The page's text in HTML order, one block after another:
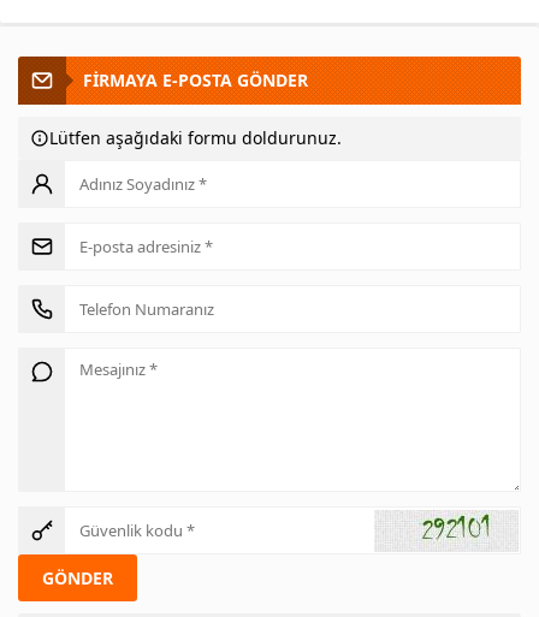
FİRMAYA E-POSTA GÖNDER
Lütfen aşağıdaki formu doldurunuz.